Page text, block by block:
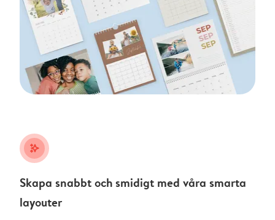
stars_plus
Skapa snabbt och smidigt med våra smarta
layouter